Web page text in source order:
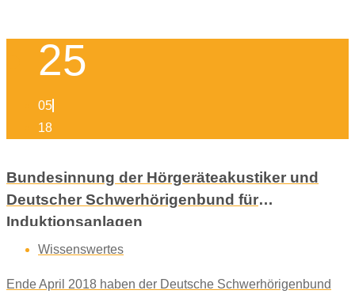
25
05
18
Bundesinnung der Hörgeräteakustiker und
Deutscher Schwerhörigenbund für
Induktionsanlagen
Wissenswertes
Ende April 2018 haben der Deutsche Schwerhörigenbund